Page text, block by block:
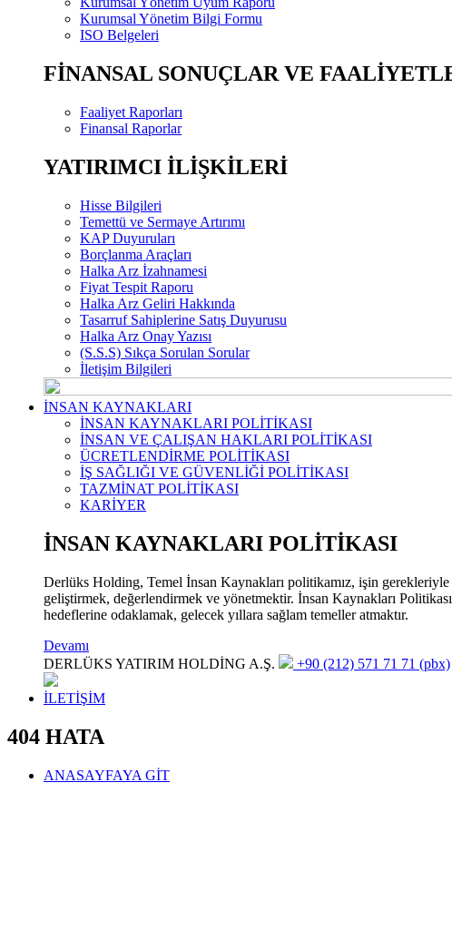
Kurumsal Yönetim Bilgi Formu
ISO Belgeleri
FİNANSAL SONUÇLAR VE
Faaliyet Raporları
Finansal Raporlar
YATIRIMCI İLİŞKİLERİ
Hisse Bilgileri
Temettü ve Sermaye Artırımı
KAP Duyuruları
Borçlanma Araçları
Halka Arz İzahnamesi
Fiyat Tespit Raporu
Halka Arz Geliri Hakkında
Tasarruf Sahiplerine Satış Duyurusu
Halka Arz Onay Yazısı
(S.S.S) Sıkça Sorulan Sorular
İletişim Bilgileri
İNSAN KAYNAKLARI
İNSAN KAYNAKLARI POLİTİKASI
İNSAN VE ÇALIŞAN HAKLARI POLİTİKASI
ÜCRETLENDİRME POLİTİKASI
İŞ SAĞLIĞI VE GÜVENLİĞİ POLİTİKASI
TAZMİNAT POLİTİKASI
KARİYER
İNSAN KAYNAKLARI POLİTİKASI
Derlüks Holding, Temel İnsan Kaynakları politikamız, işin gerekleriyle
geliştirmek, değerlendirmek ve yönetmektir. İnsan Kaynakları
hedeflerine odaklamak, gelecek yıllara sağlam temeller atmaktır.
Devamı
DERLÜKS YATIRIM HOLDİNG A.Ş.
+90 (212) 571 71 71 (pbx)
İLETİŞİM
404 HATA
ANASAYFAYA GİT